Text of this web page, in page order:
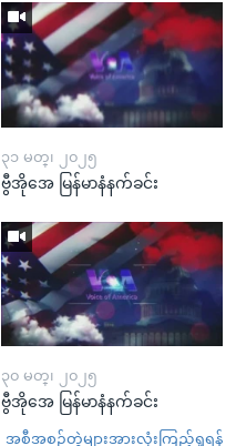
၃၁ မတ္၊ ၂၀၂၅
ဗွီအိုအေ မြန်မာနံနက်ခင်း
၃၀ မတ္၊ ၂၀၂၅
ဗွီအိုအေ မြန်မာနံနက်ခင်း
အစီအစဉ်တွဲများအားလုံးကြည့်ရှုရန်